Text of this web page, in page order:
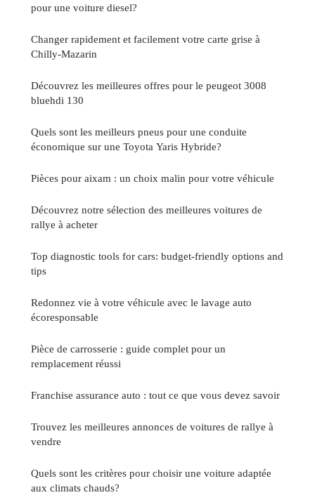
pour une voiture diesel?
Changer rapidement et facilement votre carte grise à
Chilly-Mazarin
Découvrez les meilleures offres pour le peugeot 3008
bluehdi 130
Quels sont les meilleurs pneus pour une conduite
économique sur une Toyota Yaris Hybride?
Pièces pour aixam : un choix malin pour votre véhicule
Découvrez notre sélection des meilleures voitures de
rallye à acheter
Top diagnostic tools for cars: budget-friendly options and
tips
Redonnez vie à votre véhicule avec le lavage auto
écoresponsable
Pièce de carrosserie : guide complet pour un
remplacement réussi
Franchise assurance auto : tout ce que vous devez savoir
Trouvez les meilleures annonces de voitures de rallye à
vendre
Quels sont les critères pour choisir une voiture adaptée
aux climats chauds?